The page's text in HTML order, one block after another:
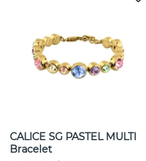
CALICE SG PASTEL MULTI
Bracelet